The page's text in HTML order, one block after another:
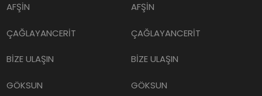
AFŞİN
ÇAĞLAYANCERİT
BİZE ULAŞIN
GÖKSUN
AFŞİN
ÇAĞLAYANCERİT
BİZE ULAŞIN
GÖKSUN